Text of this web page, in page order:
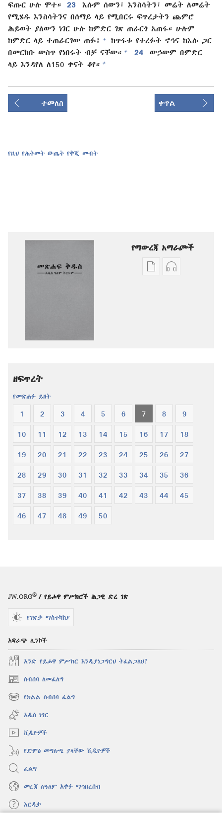
ፍጡር ሁሉ ሞተ።
23
እሱም ሰውን፣ እንስሳትን፣ መሬት ለመሬት
የሚሄዱ እንስሳትንና በሰማይ ላይ የሚበርሩ ፍጥረታትን ጨምሮ
ሕይወት ያለውን ነገር ሁሉ ከምድር ገጽ ጠራርጎ አጠፋ። ሁሉም
ከምድር ላይ ተጠራርገው ጠፉ፤
+
ከጥፋቱ የተረፉት ኖኅና ከእሱ ጋር
በመርከቡ ውስጥ የነበሩት ብቻ ናቸው። + 24
ውኃውም በምድር
ላይ እንዳየለ ለ150 ቀናት ቆየ። +
ተመለስ ቀጥል
የዚህ የሕትመት ውጤት የቅጂ መብት
የማውረጃ አማራጮች
የሕትመትኦዲዮዎችን
ዘፍጥረት
የመጽሐፉ ይዘት
1 2 3 4 5 6 7 8 9
10 11 12 13 14 15 16 17 18
19 20 21 22 23 24 25 26 27
28 29 30 31 32 33 34 35 36
37 38 39 40 41 42 43 44 45
46 47 48 49 50
JW.ORG® / የይሖዋ ምሥክሮች ሕጋዊ ድረ ገጽ
የገጽታ ማስተካከያ
አቋራጭ ሊንኮች
አንድ የይሖዋ ምሥክር እንዲያነጋግርህ ትፈልጋለህ?
ስብሰባ ለመፈለግ
(አዲስ
ዊንዶው
ክፈት)
የክልል ስብሰባ ፈልግ
(አዲስ
ዊንዶው
ክፈት)
አዲስ ነገር
ቪዲዮዎች
የድምፅ መግለጫ ያላቸው ቪዲዮዎች
ፈልግ
መረጃ ለዓለም አቀፉ ማኅበረሰብ
እርዳታ